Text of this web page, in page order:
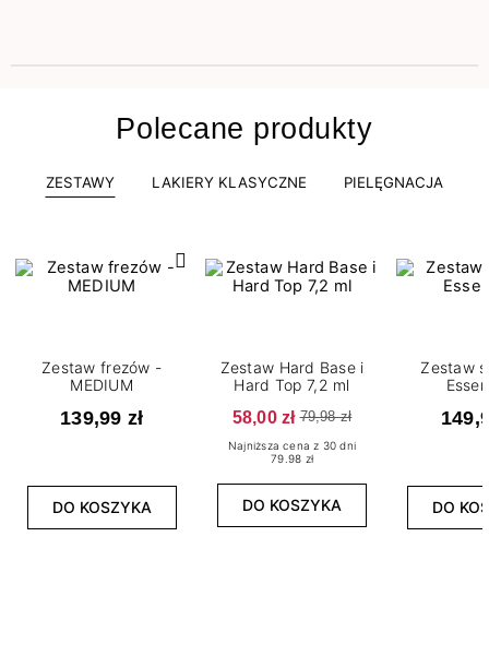
Polecane produkty
ZESTAWY LAKIERY KLASYCZNE PIELĘGNACJA
Zestaw frezów -
MEDIUM
139,99 zł
DO KOSZYKA
Zestaw Hard Base i
Hard Top 7,2 ml
58,00 zł 79,98 zł
Najniższa cena z 30 dni
79.98 zł
DO KOSZYKA
Zestaw
DO